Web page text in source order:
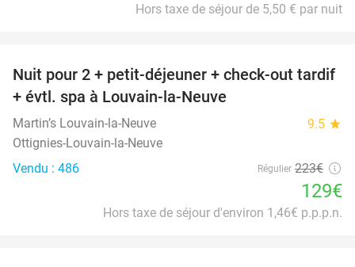
Hors taxe de séjour de 5,50 € par nuit
42%
Nuit pour 2 + petit-déjeuner + check-out tardif
+ évtl. spa à Louvain-la-Neuve
Martin’s Louvain-la-Neuve 9.5 star
Ottignies-Louvain-la-Neuve
Vendu : 486
Régulier 223€
129€
Hors taxe de séjour d'environ 1,46€ p.p.p.n.